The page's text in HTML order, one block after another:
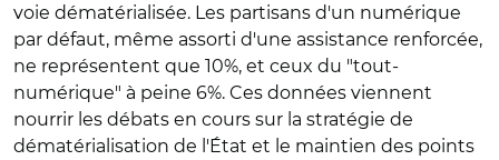
voie dématérialisée. Les partisans d'un numérique
par défaut, même assorti d'une assistance renforcée,
ne représentent que 10%, et ceux du "tout-
numérique" à peine 6%. Ces données viennent
nourrir les débats en cours sur la stratégie de
dématérialisation de l'État et le maintien des points